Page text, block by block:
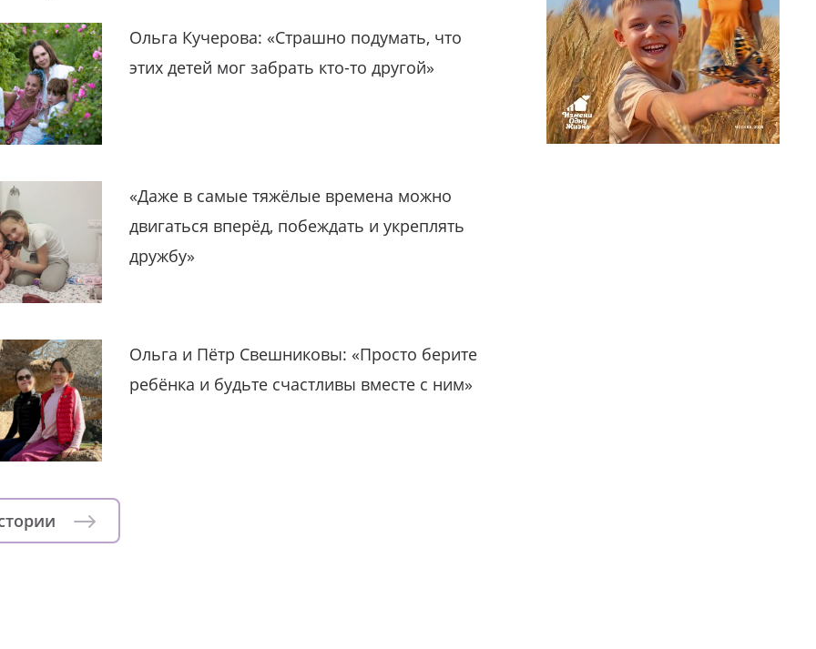
Ольга Кучерова: «Страшно подумать, что
этих детей мог забрать кто-то другой»
«Даже в самые тяжёлые времена можно
двигаться вперёд, побеждать и укреплять
дружбу»
Ольга и Пётр Свешниковы: «Просто берите
ребёнка и будьте счастливы вместе с ним»